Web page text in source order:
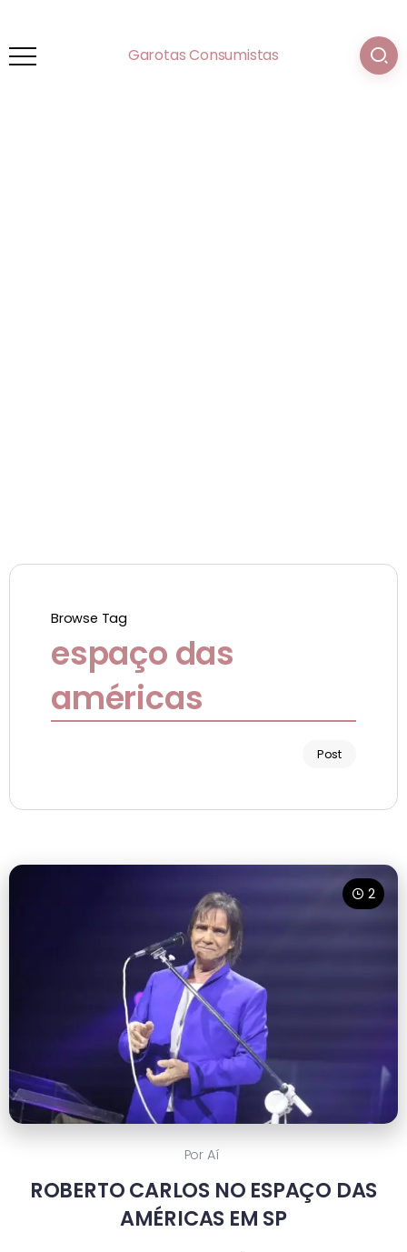
Garotas Consumistas
Browse Tag
espaço das
américas
Post
2
Por Aí
ROBERTO CARLOS NO ESPAÇO DAS
AMÉRICAS EM SP